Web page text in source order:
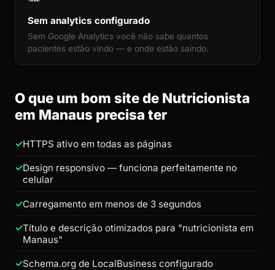
Sem analytics configurado
Sem Google Analytics você não sabe quantos
pacientes estão vindo — e onde estão saindo.
O que um bom site de Nutricionista
em Manaus precisa ter
HTTPS ativo em todas as páginas
Design responsivo — funciona perfeitamente no
celular
Carregamento em menos de 3 segundos
Título e descrição otimizados para "nutricionista em
Manaus"
Schema.org de LocalBusiness configurado